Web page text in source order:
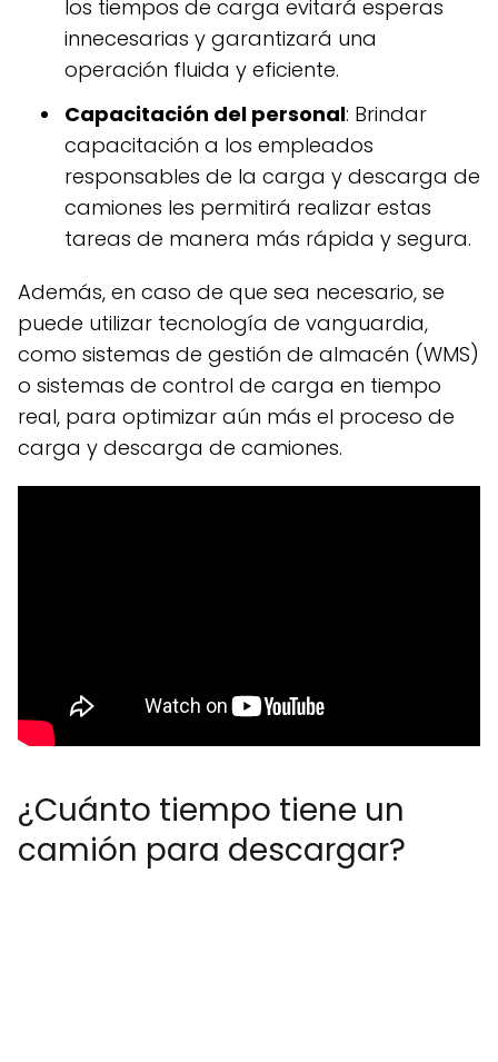
los tiempos de carga evitará esperas
innecesarias y garantizará una
operación fluida y eficiente.
Capacitación del personal: Brindar
capacitación a los empleados
responsables de la carga y descarga de
camiones les permitirá realizar estas
tareas de manera más rápida y segura.
Además, en caso de que sea necesario, se
puede utilizar tecnología de vanguardia,
como sistemas de gestión de almacén (WMS)
o sistemas de control de carga en tiempo
real, para optimizar aún más el proceso de
carga y descarga de camiones.
¿Cuánto tiempo tiene un
camión para descargar?